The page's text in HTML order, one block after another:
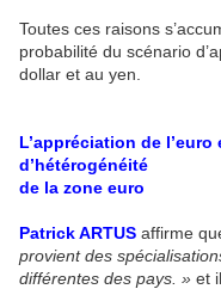
Toutes ces raisons
probabilité du scénario
dollar et au yen.
L’appréciation de
d’hétérogénéité
de la zone euro
Patrick ARTUS affirme
provient des
différentes des pays. » et